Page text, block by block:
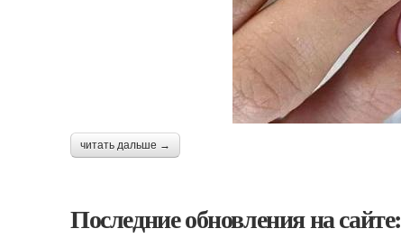
читать дальше →
Последние обновления на сайте: